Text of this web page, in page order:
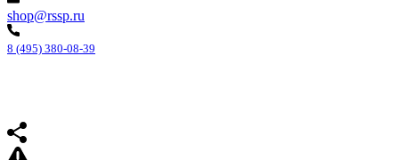
shop@rssp.ru
8 (495) 380-08-39